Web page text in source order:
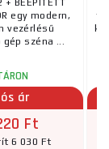
+ BEÉPÍTETT
egy modern,
vezérlésű
széna ...
ár
Ft
6 030 Ft